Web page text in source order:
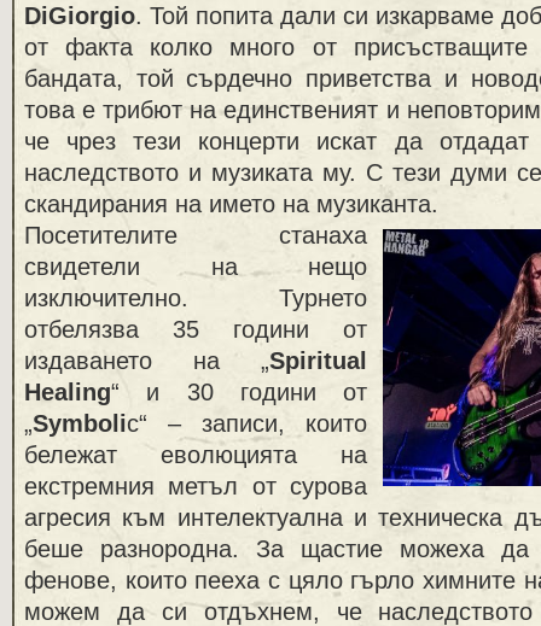
DiGiorgio. Той попита дали си изкарваме
от факта колко много от присъстващите
бандата, той сърдечно приветства и
това е трибют на единственият и
че чрез тези концерти искат да
наследството и музиката му. С тези думи
скандирания на името на музиканта.
Посетителите станаха
свидетели на нещо
изключително. Турнето
отбелязва 35 години от
издаването на „Spiritual
Healing“ и 30 години от
„Symbolic“ – записи, които
бележат еволюцията на
екстремния метъл от сурова
агресия към интелектуална и техническа
беше разнородна. За щастие можеха
фенове, които пееха с цяло гърло химните
можем да си отдъхнем, че наследството